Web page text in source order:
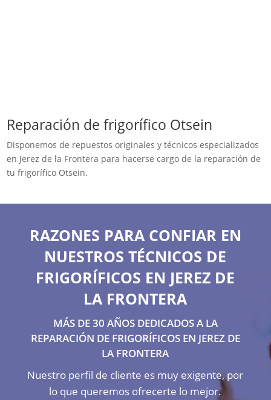
Reparación de frigorífico Otsein
Disponemos de repuestos originales y técnicos especializados
en Jerez de la Frontera para hacerse cargo de la reparación de
tu frigorífico Otsein.
RAZONES PARA CONFIAR EN
NUESTROS TÉCNICOS DE
FRIGORÍFICOS EN JEREZ DE
LA FRONTERA
MÁS DE 30 AÑOS DEDICADOS A LA
REPARACIÓN DE FRIGORÍFICOS EN JEREZ DE
LA FRONTERA
Nuestro perfil de cliente es muy exigente, por
lo que queremos ofrecerte lo mejor.